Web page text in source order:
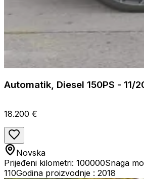
Automatik, Diesel 150PS - 11/
18.200 €
Novska
Prijeđeni kilometri: 100000Snaga
110Godina proizvodnje : 2018